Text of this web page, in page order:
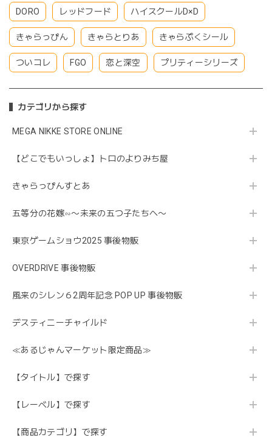
DORO レッドフード ハイスクールD×D
きゃらっぴん きゃらとりあ きゃらぷくシール
ついコレ FGO 恋と深空 プリティーシリーズ
カテゴリから探す
MEGA NIKKE STORE ONLINE
【どこでもいっしょ】トロのよりみち屋
きゃらっぴんすとあ
五等分の花嫁∽〜未来の五つ子たちへ〜
東京ゲームショウ2025 事後物販
OVERDRIVE 事後物販
風来のシレン６2周年記念 POP UP 事後物販
デスティニーチャイルド
≪あるじゃんマーケット限定商品≫
【タイトル】で探す
【レーベル】で探す
【商品カテゴリ】で探す